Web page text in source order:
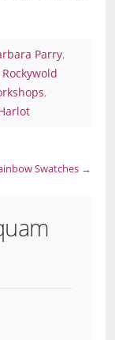
Parry,
Rockywold
,
Swatches →